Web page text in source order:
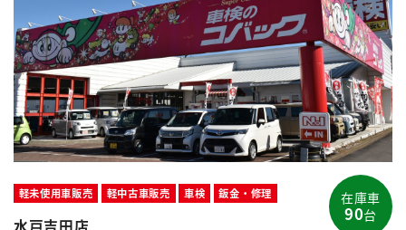
軽未使用車販売 軽中古車販売 車検 鈑金・修理 在庫車
90台